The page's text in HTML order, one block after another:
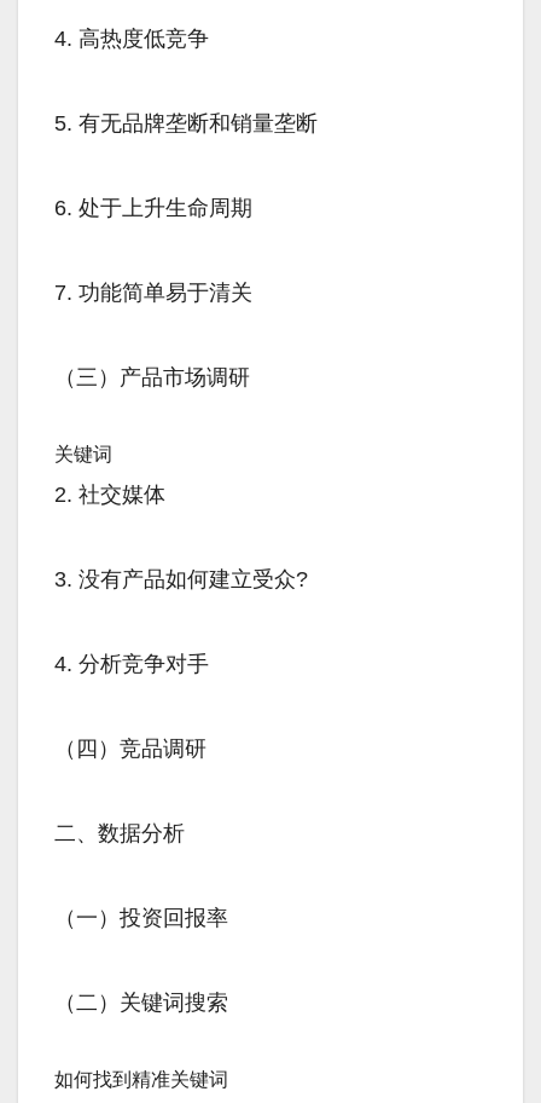
4. 高热度低竞争
5. 有无品牌垄断和销量垄断
6. 处于上升生命周期
7. 功能简单易于清关
（三）产品市场调研
关键词
2. 社交媒体
3. 没有产品如何建立受众?
4. 分析竞争对手
（四）竞品调研
二、数据分析
（一）投资回报率
（二）关键词搜索
如何找到精准关键词